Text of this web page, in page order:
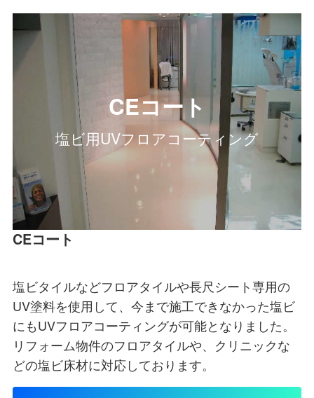
CEコート
塩ビ用UVフロアコーティング
CEコート
塩ビタイルなどフロアタイルや長尺シート専用の
UV塗料を使用して、今まで施工できなかった塩ビ
にもUVフロアコーティングが可能となりました。
リフォーム物件のフロアタイルや、クリニックな
どの塩ビ床材に対応しております。